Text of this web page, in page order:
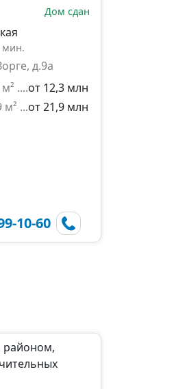
Дом сдан
мин.
д.9а
от 12,3 млн
м² от 21,9 млн
10-60
районом,